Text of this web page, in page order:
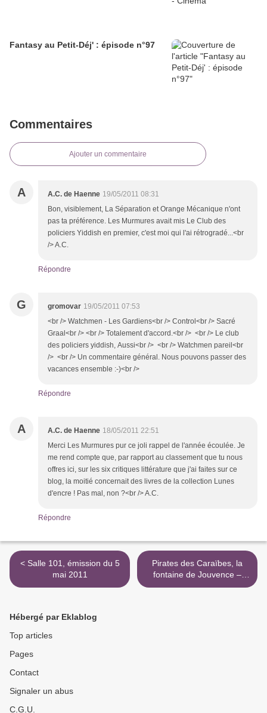
Fantasy au Petit-Déj' : épisode n°97
Commentaires
Ajouter un commentaire
A A.C. de Haenne 19/05/2011 08:31
Bon, visiblement, La Séparation et Orange Mécanique n'ont
pas ta préférence. Les Murmures avait mis Le Club des
policiers Yiddish en premier, c'est moi qui l'ai rétrogradé...<br
/> A.C.
Répondre
G gromovar 19/05/2011 07:53
<br /> Watchmen - Les Gardiens<br /> Control<br /> Sacré
Graal<br /> <br /> Totalement d'accord.<br /> <br /> Le club
des policiers yiddish, Aussi<br /> <br /> Watchmen pareil<br
/> <br /> Un commentaire général. Nous pouvons passer des
vacances ensemble :-)<br />
Répondre
A A.C. de Haenne 18/05/2011 22:51
Merci Les Murmures pur ce joli rappel de l'année écoulée. Je
me rend compte que, par rapport au classement que tu nous
offres ici, sur les six critiques littérature que j'ai faites sur ce
blog, la moitié concernait des livres de la collection Lunes
d'encre ! Pas mal, non ?<br /> A.C.
Répondre
< Salle 101, émission du 5
mai 2011
Pirates des Caraïbes, la
fontaine de Jouvence –
Cinéma >
Hébergé par Eklablog
Top articles
Pages
Contact
Signaler un abus
C.G.U.